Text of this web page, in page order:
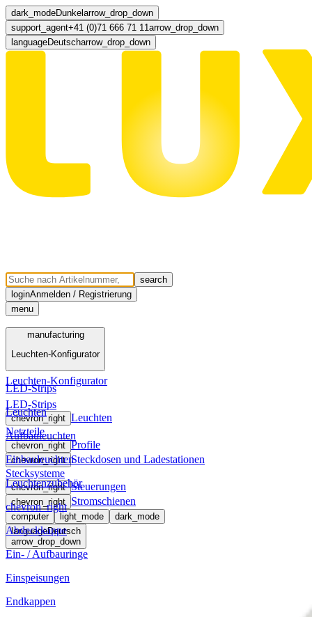
dark_modeDunkel arrow_drop_down
support_agent+41 (0)71 666 71 11arrow_drop_down
languageDeutscharrow_drop_down
search
loginAnmelden / Registrierung
menu
Menü
manufacturing
Leuchten-Konfigurator
LED-Strips
chevron_right Leuchten
Netzteile
chevron_right Profile
chevron_right Steckdosen und Ladestationen
Stecksysteme
chevron_right Steuerungen
chevron_right Stromschienen
computer light_mode
dark_mode
languageDeutsch
arrow_drop_down
manufacturing
Leuchten-Konfigurator
LED-Strips
Leuchten
Aufbauleuchten
Einbauleuchten
Leuchtenzubehör
chevron_right
Abdeckkappe
Ein- / Aufbauringe
Einspeisungen
Endkappen